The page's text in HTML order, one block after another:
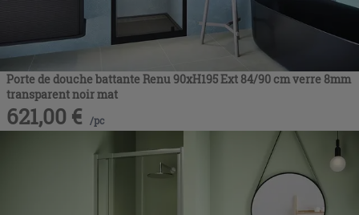
Porte de douche battante Renu 90xH195 Ext 84/90 cm verre 8mm
transparent noir mat
621,00 € /pc